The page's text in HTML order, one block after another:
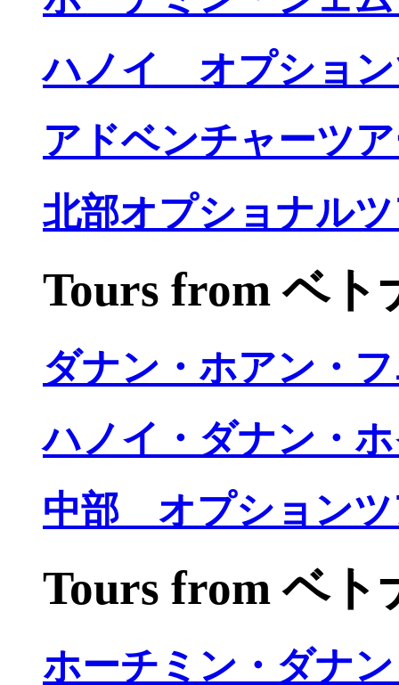
ハノイ オプション
アドベンチャーツ
北部オプショナル
Tours from ベト
ダナン・ホアン・
ハノイ・ダナン・
中部 オプションツ
Tours from ベト
ホーチミン・ダナ